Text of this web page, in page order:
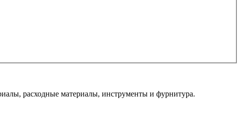
расходные материалы, инструменты и фурнитура.